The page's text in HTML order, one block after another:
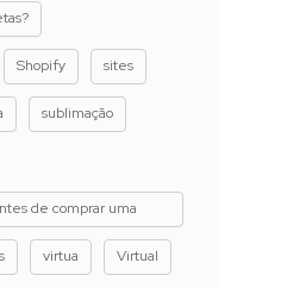
Shopify sites
sublimação
de comprar uma
virtua Virtual